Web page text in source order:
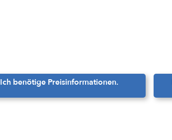
Ich benötige Preisinformationen.